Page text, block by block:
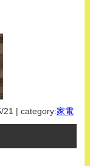
21 | category:家電